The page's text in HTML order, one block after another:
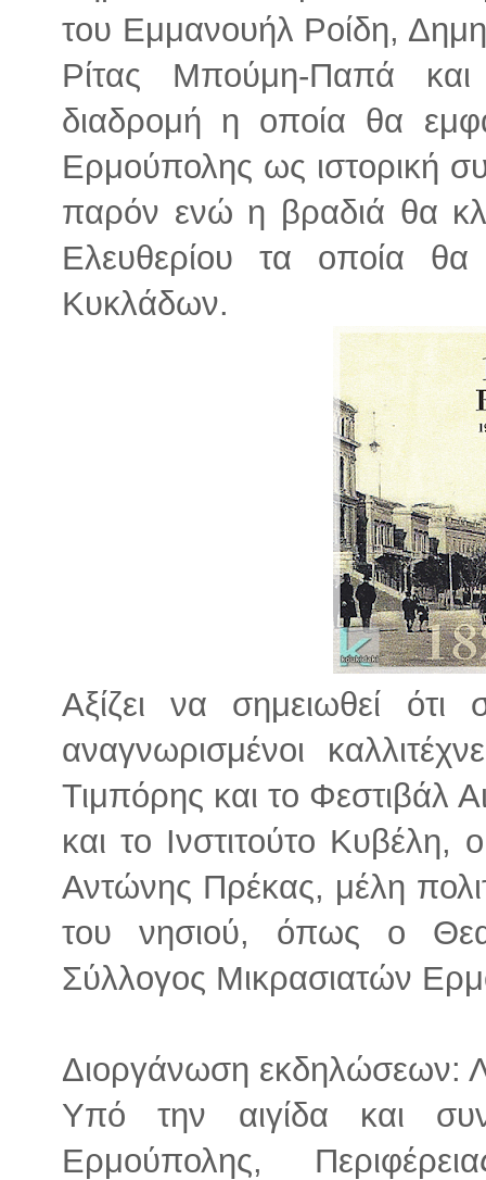
του Εμμανουήλ Ροίδη,
Ρίτας Μπούμη-Παπά
διαδρομή η οποία θα
Ερμούπολης ως ιστορική
παρόν ενώ η βραδιά θα
Ελευθερίου τα οποία
Κυκλάδων.
Αξίζει να σημειωθεί ότι
αναγνωρισμένοι
Τιμπόρης και το Φεστιβάλ
και το Ινστιτούτο Κυβέλη,
Αντώνης Πρέκας, μέλη
του νησιού, όπως ο
Σύλλογος Μικρασιατών
Διοργάνωση εκδηλώσεων:
Υπό την αιγίδα και
Ερμούπολης,